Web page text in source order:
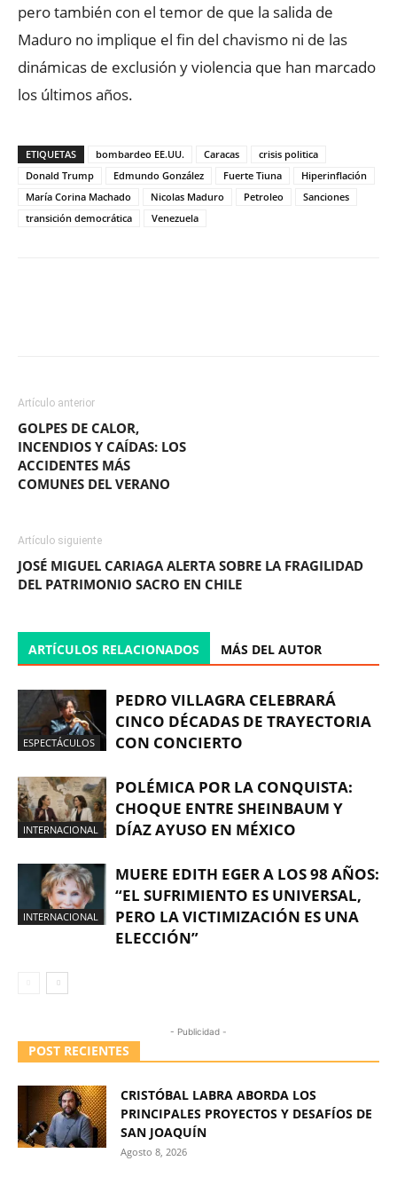
pero también con el temor de que la salida de
Maduro no implique el fin del chavismo ni de las
dinámicas de exclusión y violencia que han marcado
los últimos años.
ETIQUETAS bombardeo EE.UU. Caracas
crisis politica
Donald Trump
Edmundo González Fuerte Tiuna
Hiperinflación
María Corina Machado
Nicolas Maduro Petroleo
Sanciones
transición democrática
Venezuela
Artículo anterior
GOLPES DE CALOR,
INCENDIOS Y CAÍDAS: LOS
ACCIDENTES MÁS
COMUNES DEL VERANO
Artículo siguiente
JOSÉ MIGUEL CARIAGA ALERTA SOBRE LA FRAGILIDAD
DEL PATRIMONIO SACRO EN CHILE
ARTÍCULOS RELACIONADOS MÁS DEL AUTOR
ESPECTÁCULOS
PEDRO VILLAGRA CELEBRARÁ
CINCO DÉCADAS DE TRAYECTORIA
CON CONCIERTO
INTERNACIONAL
POLÉMICA POR LA CONQUISTA:
CHOQUE ENTRE SHEINBAUM Y
DÍAZ AYUSO EN MÉXICO
INTERNACIONAL
MUERE EDITH EGER A LOS 98 AÑOS:
“EL SUFRIMIENTO ES UNIVERSAL,
PERO LA VICTIMIZACIÓN ES UNA
ELECCIÓN”
- Publicidad -
POST RECIENTES
CRISTÓBAL LABRA ABORDA LOS
PRINCIPALES PROYECTOS Y DESAFÍOS DE
SAN JOAQUÍN
Agosto 8, 2026